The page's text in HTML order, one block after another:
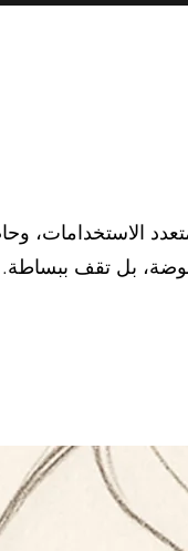
الاستخدامات،
بل تقف ببساطة.